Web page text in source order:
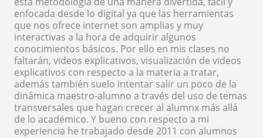
enfocada desde lo digital ya que las herramientas
que nos ofrece internet son amplias y muy
interactivas a la hora de adquirir algunos
conocimientos básicos. Por ello en mis clases no
faltarán, videos explicativos, visualización de videos
explicativos con respecto a la materia a tratar,
además también suelo intentar salir un poco de la
dinámica maestro-alumno a través del uso de temas
transversales que hagan crecer al alumnx más allá
de lo académico. Y bueno con respecto a mi
experiencia he trabajado desde 2011 con alumnos